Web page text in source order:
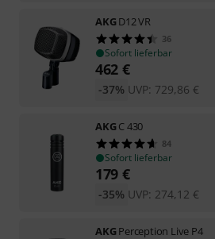
AKGD12 VR
36
Sofort lieferbar
462 €
UVP: 729,86 €
-37%
AKGC 430
84
Sofort lieferbar
179 €
UVP: 274,12 €
-35%
AKGPerception Live P4